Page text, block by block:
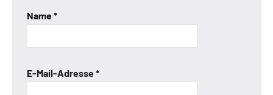
Name*
E-Mail-Adresse*